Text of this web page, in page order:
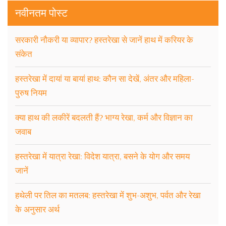
नवीनतम पोस्ट
सरकारी नौकरी या व्यापार? हस्तरेखा से जानें हाथ में करियर के
संकेत
हस्तरेखा में दायां या बायां हाथ: कौन सा देखें, अंतर और महिला-
पुरुष नियम
क्या हाथ की लकीरें बदलती हैं? भाग्य रेखा, कर्म और विज्ञान का
जवाब
हस्तरेखा में यात्रा रेखा: विदेश यात्रा, बसने के योग और समय
जानें
हथेली पर तिल का मतलब: हस्तरेखा में शुभ-अशुभ, पर्वत और रेखा
के अनुसार अर्थ